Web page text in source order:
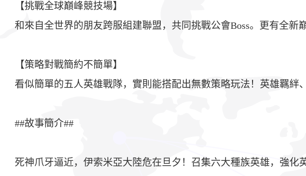
【挑戰全球巔峰競技場】
和來自全世界的朋友跨服組建聯盟，共同挑戰公會Boss。更有全
【策略對戰簡約不簡單】
看似簡單的五人英雄戰隊，實則能搭配出無數策略玩法！英雄羈
##故事簡介##
死神爪牙逼近，伊索米亞大陸危在旦夕！召集六大種族英雄，強化